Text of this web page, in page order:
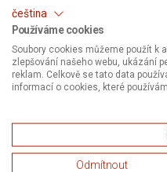
čeština
Používáme cookies
Soubory cookies můžeme použít k
zlepšování našeho webu, ukázání
reklam. Celkově se tato data
informací o cookies, které
Odmítnout